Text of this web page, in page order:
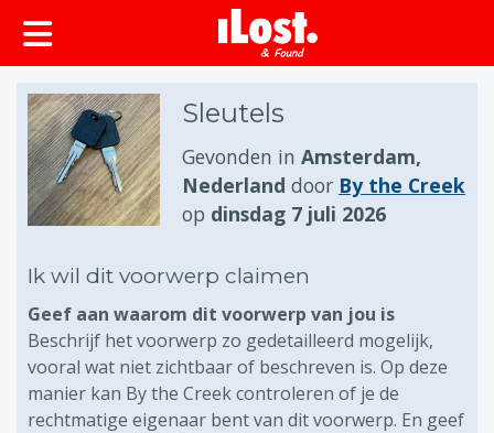
Sleutels
Gevonden in Amsterdam,
Nederland door By the Creek
op dinsdag 7 juli 2026
Ik wil dit voorwerp claimen
Geef aan waarom dit voorwerp van jou is
Beschrijf het voorwerp zo gedetailleerd mogelijk,
vooral wat niet zichtbaar of beschreven is. Op deze
manier kan By the Creek controleren of je de
rechtmatige eigenaar bent van dit voorwerp. En geef